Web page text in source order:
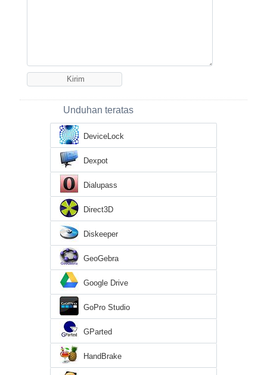
Unduhan teratas
DeviceLock
Dexpot
Dialupass
Direct3D
Diskeeper
GeoGebra
Google Drive
GoPro Studio
GParted
HandBrake